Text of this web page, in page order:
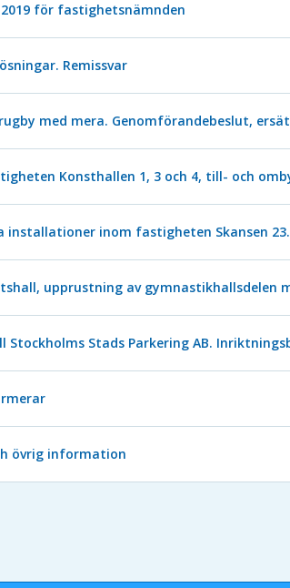
för fastighetsnämnden
Remissvar
med mera. Genomförandebeslut,
Konsthallen 1, 3 och 4, till- och
installationer inom fastigheten Skansen
upprustning av gymnastikhallsdelen
Stockholms Stads Parkering AB.
övrig information